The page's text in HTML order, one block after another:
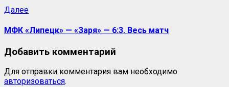
Далее
МФК «Липецк» — «Заря» — 6:3. Весь матч
Добавить комментарий
Для отправки комментария вам необходимо
авторизоваться.